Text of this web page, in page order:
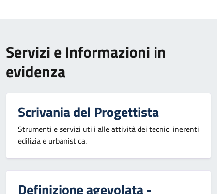
Servizi e Informazioni in
evidenza
Scrivania del Progettista
Strumenti e servizi utili alle attività dei tecnici inerenti
edilizia e urbanistica.
Definizione agevolata -